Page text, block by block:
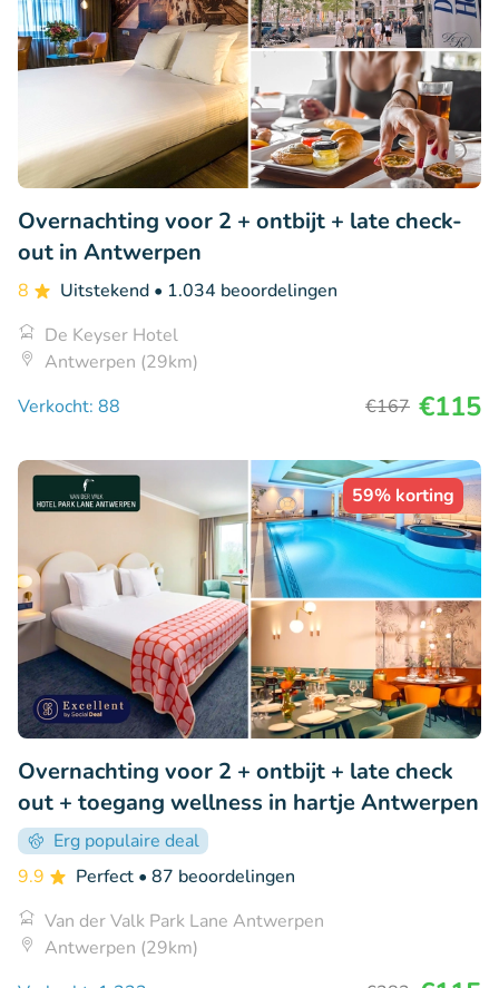
Overnachting voor 2 + ontbijt + late check-
out in Antwerpen
8 Uitstekend • 1.034 beoordelingen
De Keyser Hotel
Antwerpen (29km)
Verkocht: 88
€167 €115
59% korting
Overnachting voor 2 + ontbijt + late check
out + toegang wellness in hartje Antwerpen
Erg populaire deal
9.9
Perfect • 87 beoordelingen
Van der Valk Park Lane Antwerpen
Antwerpen (29km)